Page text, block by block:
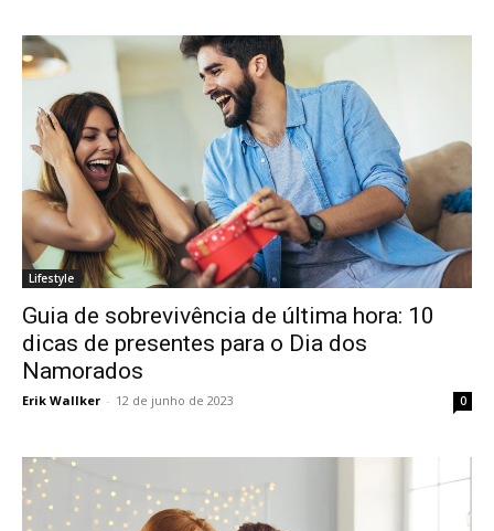
Lifestyle
Guia de sobrevivência de última hora: 10
dicas de presentes para o Dia dos
Namorados
Erik Wallker - 12 de junho de 2023 0